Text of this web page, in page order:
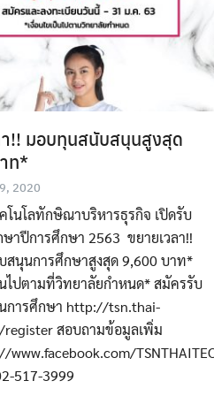
า!! มอบทุนสนับสนุนสูงสุด
ท*
2020
โนโลทักษิณาบริหารธุรกิจ เปิดรับ
าปีการศึกษา 2563 ขยายเวลา!!
นุนการศึกษาสูงสุด 9,600 บาท*
นไปตามที่วิทยาลัยกำหนด* สมัครรับ
การศึกษา http://tsn.thai-
สอบถามข้อมูลเพิ่ม
www.facebook.com/
517-3999